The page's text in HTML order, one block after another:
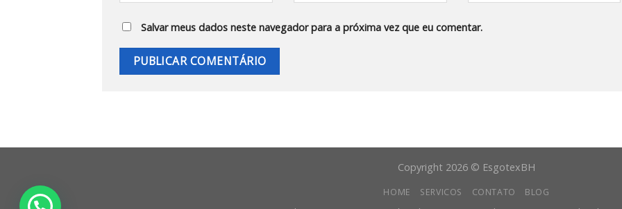
Salvar meus dados neste navegador para a próxima vez que eu comentar.
Copyright 2026 © EsgotexBH
HOME SERVICOS CONTATO BLOG